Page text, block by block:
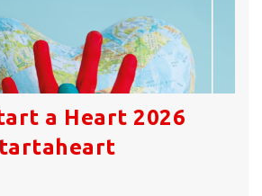
a Heart 2026